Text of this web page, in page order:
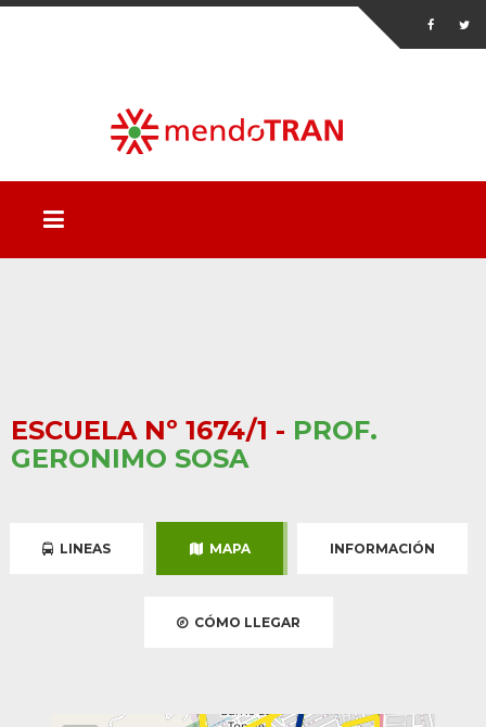
ESCUELA Nº 1674/1 - PROF.
GERONIMO SOSA
LINEAS MAPA INFORMACIÓN
CÓMO LLEGAR